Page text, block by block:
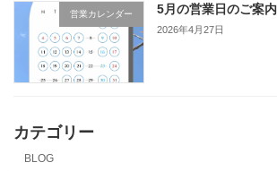
営業カレンダー 5月の営業日のご案内
2026年4月27日
カテゴリー
BLOG